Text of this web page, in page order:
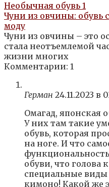
Необычная обувь 1
Чуни из овчины:
моду
Чуни из овчины – это
стала неотъемлемой
жизни многих
Комментарии: 1
Герман 24.11.2023 в
Омагад, японская
У них там такие
обувь, которая
на ноге. И что
обуви, что голова
специальные
кимоно! Какой же